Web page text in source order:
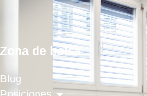
Zona de bolsa
Blog